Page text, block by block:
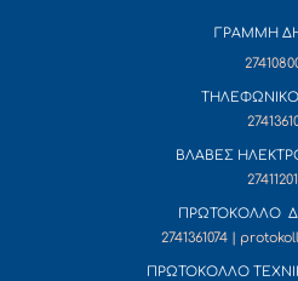
ΓΡΑΜΜΗ
ΒΛΑΒΕΣ
ΠΡΩΤΟΚΟΛΛΟ
2741361074 |
ΠΡΩΤΟΚΟΛΛΟ